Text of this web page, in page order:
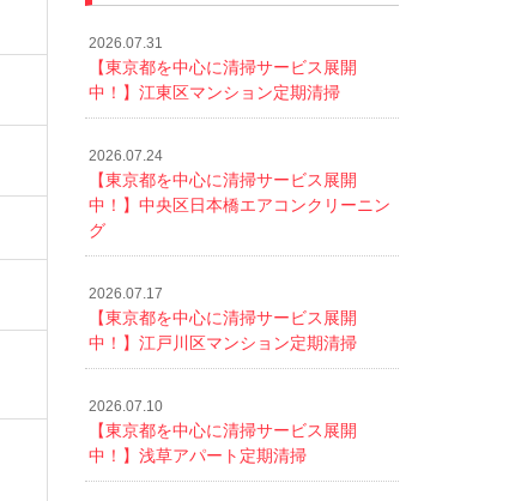
2026.07.31
【東京都を中心に清掃サービス展開
中！】江東区マンション定期清掃
2026.07.24
【東京都を中心に清掃サービス展開
中！】中央区日本橋エアコンクリーニン
グ
2026.07.17
【東京都を中心に清掃サービス展開
中！】江戸川区マンション定期清掃
2026.07.10
【東京都を中心に清掃サービス展開
中！】浅草アパート定期清掃